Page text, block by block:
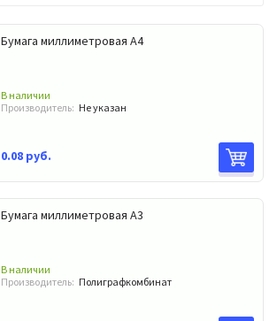
Бумага миллиметровая А4
В наличии
Производитель: Не указан
0.08 руб.
Бумага миллиметровая А3
В наличии
Производитель: Полиграфкомбинат